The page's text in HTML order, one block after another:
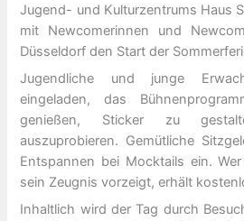
Jugend- und Kulturzentrums Haus
mit Newcomerinnen und
Düsseldorf den Start der
Jugendliche und junge
eingeladen, das
genießen, Sticker zu
auszuprobieren. Gemütliche
Entspannen bei Mocktails ein.
sein Zeugnis vorzeigt, erhält
Inhaltlich wird der Tag durch